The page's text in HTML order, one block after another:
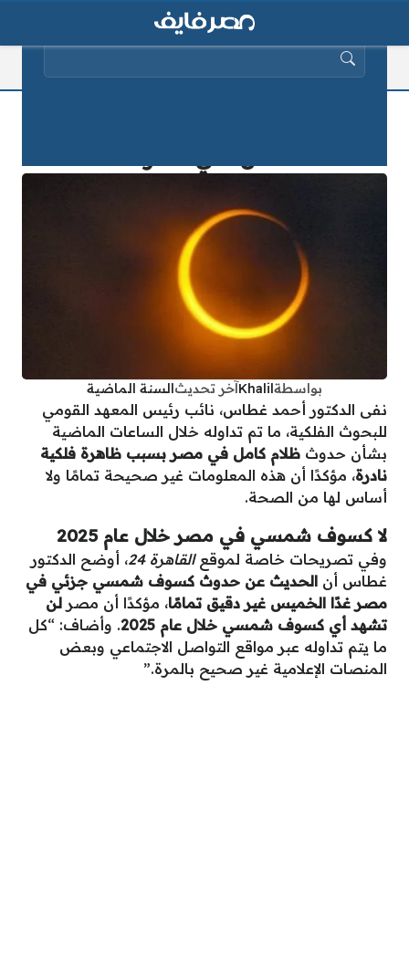
بواسطةKhalilآخر تحديثالسنة الماضية
نفى الدكتور أحمد غطاس، نائب رئيس المعهد القومي
للبحوث الفلكية، ما تم تداوله خلال الساعات الماضية
بشأن حدوث ظلام كامل في مصر بسبب ظاهرة فلكية
نادرة، مؤكدًا أن هذه المعلومات غير صحيحة تمامًا ولا
أساس لها من الصحة.
لا كسوف شمسي في مصر خلال عام 2025
وفي تصريحات خاصة لموقعالقاهرة 24
، أوضح الدكتور
غطاس أن الحديث عن حدوث كسوف شمسي جزئي في
مصر غدًا الخميس غير دقيق تمامًا، مؤكدًا أن مصر لن
تشهد أي كسوف شمسي خلال عام 2025
. وأضاف: “كل
ما يتم تداوله عبر مواقع التواصل الاجتماعي وبعض
المنصات الإعلامية غير صحيح بالمرة.”
البحث عن: